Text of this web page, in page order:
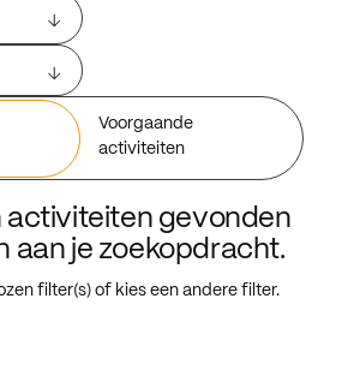
Voorgaande
activiteiten
activiteiten gevonden
aan je zoekopdracht.
filter(s) of kies een andere filter.